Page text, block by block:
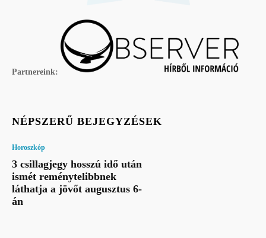
Partnereink:
NÉPSZERŰ BEJEGYZÉSEK
Horoszkóp
3 csillagjegy hosszú idő után
ismét reménytelibbnek
láthatja a jövőt augusztus 6-
án